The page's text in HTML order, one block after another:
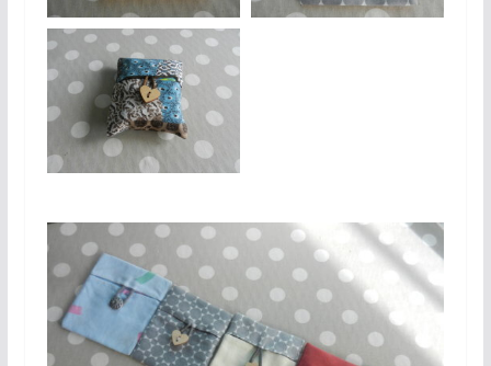
pochette à mouchoirs